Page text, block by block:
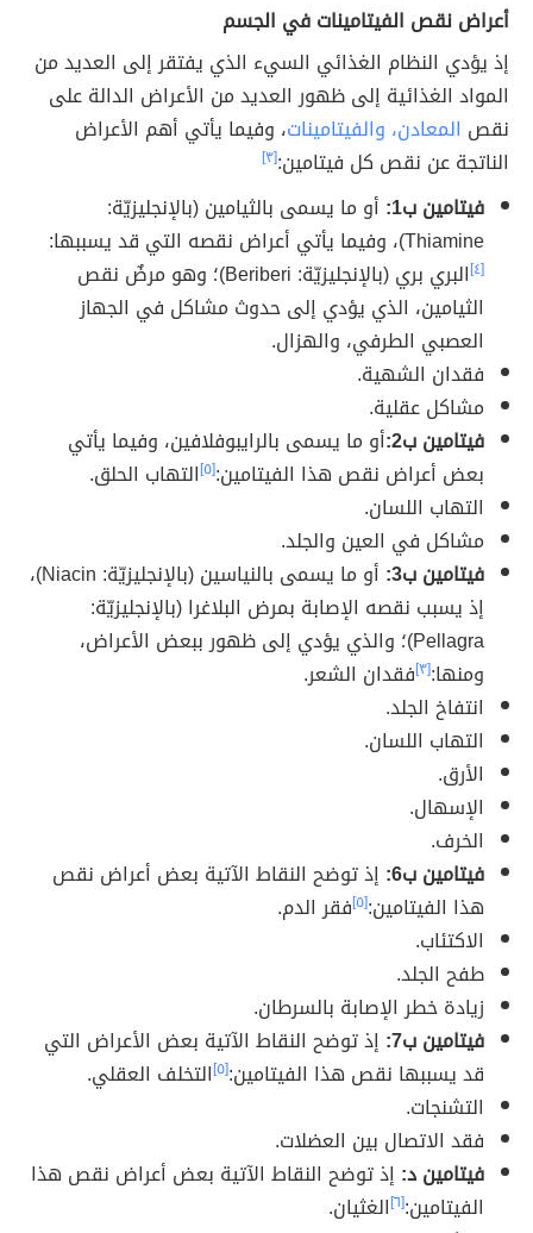
أعراض نقص الفيتامينات في الجسم
إذ يؤدي النظام الغذائي السيء الذي يفتقر إلى العديد من
المواد الغذائية إلى ظهور العديد من الأعراض الدالة على
نقص المعادن، والفيتامينات، وفيما يأتي أهم الأعراض
الناتجة عن نقص كل فيتامين:[٣]
فيتامين ب1:
أو ما يسمى بالثيامين (بالإنجليزيّة:
Thiamine)، وفيما يأتي أعراض نقصه التي قد يسببها:
[٤]
البري بري (بالإنجليزيّة: Beriberi)؛ وهو مرضٌ نقص
الثيامين، الذي يؤدي إلى حدوث مشاكل في الجهاز
العصبي الطرفي، والهزال.
فقدان الشهية.
مشاكل عقلية.
فيتامين ب2: أو ما يسمى بالرايبوفلافين، وفيما يأتي
بعض أعراض نقص هذا الفيتامين:[٥] التهاب الحلق.
التهاب اللسان.
مشاكل في العين والجلد.
فيتامين ب3:
أو ما يسمى بالنياسين (بالإنجليزيّة: Niacin)،
إذ يسبب نقصه الإصابة بمرض البلاغرا (بالإنجليزيّة:
Pellagra)؛ والذي يؤدي إلى ظهور ببعض الأعراض،
ومنها:[٣] فقدان الشعر.
انتفاخ الجلد.
التهاب اللسان.
الأرق.
الإسهال.
الخرف.
فيتامين ب6:
إذ توضح النقاط الآتية بعض أعراض نقص
هذا الفيتامين:[٥] فقر الدم.
الاكتئاب.
طفح الجلد.
زيادة خطر الإصابة بالسرطان.
فيتامين ب7:
إذ توضح النقاط الآتية بعض الأعراض التي
قد يسببها نقص هذا الفيتامين:[٥] التخلف العقلي.
التشنجات.
فقد الاتصال بين العضلات.
فيتامين د: إذ توضح النقاط الآتية بعض أعراض نقص هذا
الفيتامين:[٦] الغثيان.